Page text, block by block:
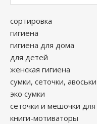
сортировка
гигиена
гигиена для дома
для детей
женская гигиена
сумки, сеточки, авоськи
эко сумки
сеточки и мешочки
книги-мотиваторы